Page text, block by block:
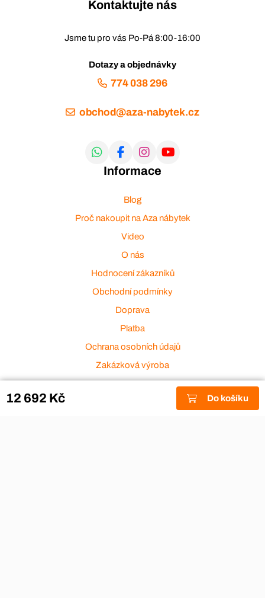
12 692 Kč Do košíku
Kontaktujte nás
Jsme tu pro vás Po-Pá 8:00-16:00
Dotazy a objednávky
774 038 296
obchod@aza-nabytek.cz
Informace
Blog
Proč nakoupit na Aza nábytek
Video
O nás
Hodnocení zákazníků
Obchodní podmínky
Doprava
Platba
Ochrana osobních údajů
Zakázková výroba
Zákaznický servis